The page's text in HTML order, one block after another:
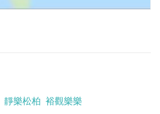
靜樂松柏 裕觀樂樂